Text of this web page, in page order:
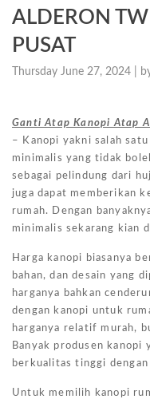
ALDERON
PUSAT
Thursday June 27, 2024 |
Ganti Atap Kanopi Atap
– Kanopi yakni salah
minimalis yang tidak
sebagai pelindung dari
juga dapat memberikan
rumah. Dengan
minimalis sekarang kian
Harga kanopi biasanya
bahan, dan desain yang
harganya bahkan
dengan kanopi untuk
harganya relatif murah,
Banyak produsen kanopi
berkualitas tinggi
Untuk memilih kanopi